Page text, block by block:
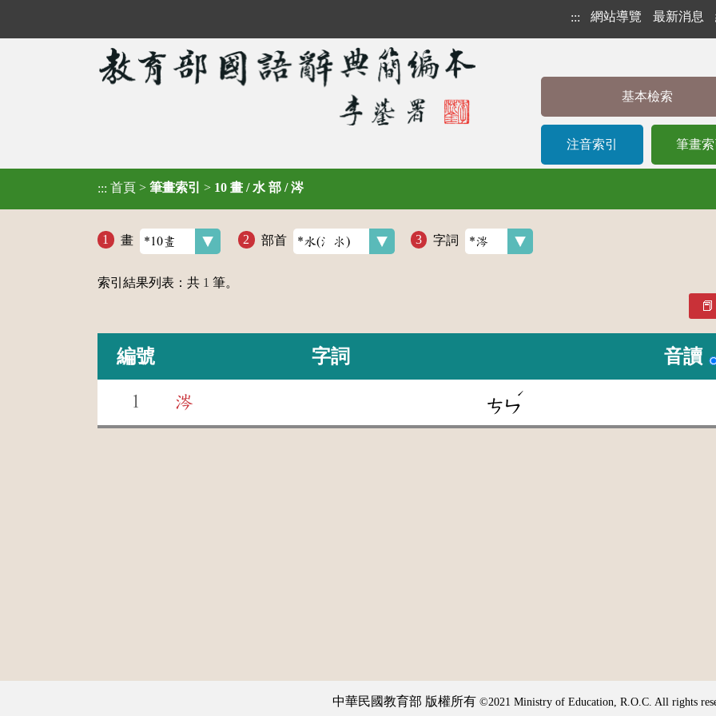
::: 網站導覽 最新消息
基本檢索
注音索引 筆畫索
::: 首頁 > 筆畫索引 > 10 畫 / 水 部 / 涔
畫 部首 字詞
索引結果列表：共 1 筆。
編號 字詞 音讀
1 涔 ㄘㄣ
ˊ
中華民國教育部 版權所有 ©2021 Ministry of Education, R.O.C. All rights